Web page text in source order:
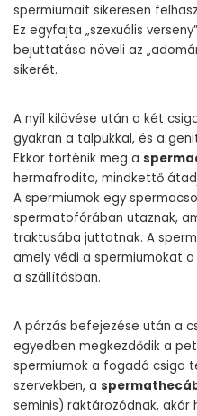
spermiumait sikeresen
Ez egyfajta „szexuális
bejuttatása növeli az
sikerét.
A nyíl kilövése után a két
gyakran a talpukkal, és a
Ekkor történik meg a
hermafrodita, mindkettő
A spermiumok egy
spermatofórában utaznak,
traktusába juttatnak. A
amely védi a spermiumokat
a szállításban.
A párzás befejezése után a
egyedben megkezdődik a
spermiumok a fogadó csiga
szervekben, a
seminis) raktározódnak, akár